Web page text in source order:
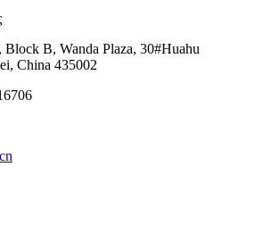
Block B, Wanda Plaza, 30#Huahu
China 435002